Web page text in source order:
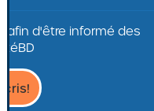
afin d'être informé des
Je
m'inscris